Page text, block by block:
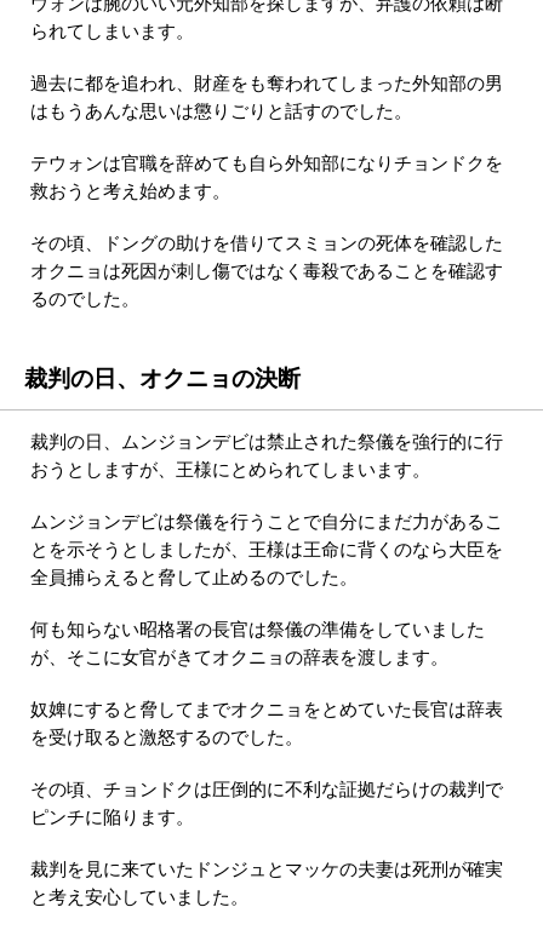
られてしまいます。
過去に都を追われ、財産をも奪われてしまった外知部の男
はもうあんな思いは懲りごりと話すのでした。
テウォンは官職を辞めても自ら外知部になりチョンドクを
救おうと考え始めます。
その頃、ドングの助けを借りてスミョンの死体を確認した
オクニョは死因が刺し傷ではなく毒殺であることを確認す
るのでした。
裁判の日、オクニョの決断
裁判の日、ムンジョンデビは禁止された祭儀を強行的に行
おうとしますが、王様にとめられてしまいます。
ムンジョンデビは祭儀を行うことで自分にまだ力があるこ
とを示そうとしましたが、王様は王命に背くのなら大臣を
全員捕らえると脅して止めるのでした。
何も知らない昭格署の長官は祭儀の準備をしていました
が、そこに女官がきてオクニョの辞表を渡します。
奴婢にすると脅してまでオクニョをとめていた長官は辞表
を受け取ると激怒するのでした。
その頃、チョンドクは圧倒的に不利な証拠だらけの裁判で
ピンチに陥ります。
裁判を見に来ていたドンジュとマッケの夫妻は死刑が確実
と考え安心していました。